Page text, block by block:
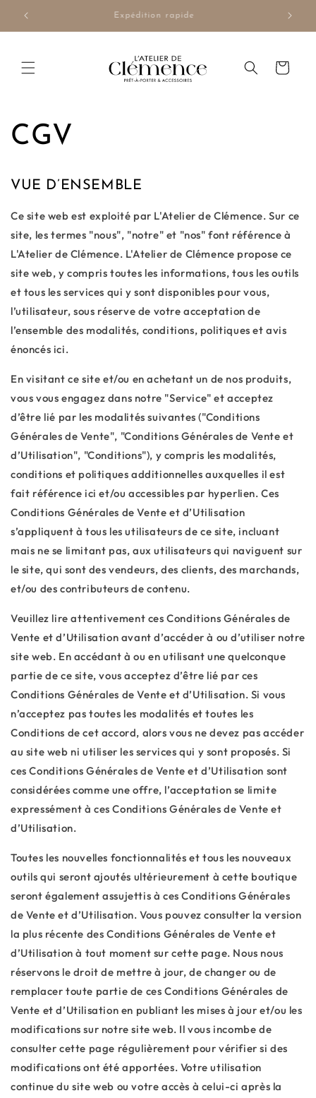
passer
Expédition rapide
Panier
CGV
VUE D’ENSEMBLE
Ce site web est exploité par L'Atelier de Clémence. Sur ce
site, les termes "nous", "notre" et "nos" font référence à
L'Atelier de Clémence. L'Atelier de Clémence propose ce
site web, y compris toutes les informations, tous les outils
et tous les services qui y sont disponibles pour vous,
l’utilisateur, sous réserve de votre acceptation de
l’ensemble des modalités, conditions, politiques et avis
énoncés ici.
En visitant ce site et/ou en achetant un de nos produits,
vous vous engagez dans notre "Service" et acceptez
d’être lié par les modalités suivantes ("Conditions
Générales de Vente", "Conditions Générales de Vente et
d’Utilisation", "Conditions"), y compris les modalités,
conditions et politiques additionnelles auxquelles il est
fait référence ici et/ou accessibles par hyperlien. Ces
Conditions Générales de Vente et d’Utilisation
s’appliquent à tous les utilisateurs de ce site, incluant
mais ne se limitant pas, aux utilisateurs qui naviguent sur
le site, qui sont des vendeurs, des clients, des marchands,
et/ou des contributeurs de contenu.
Veuillez lire attentivement ces Conditions Générales de
Vente et d’Utilisation avant d’accéder à ou d’utiliser notre
site web. En accédant à ou en utilisant une quelconque
partie de ce site, vous acceptez d’être lié par ces
Conditions Générales de Vente et d’Utilisation. Si vous
n’acceptez pas toutes les modalités et toutes les
Conditions de cet accord, alors vous ne devez pas accéder
au site web ni utiliser les services qui y sont proposés. Si
ces Conditions Générales de Vente et d’Utilisation sont
considérées comme une offre, l’acceptation se limite
expressément à ces Conditions Générales de Vente et
d’Utilisation.
Toutes les nouvelles fonctionnalités et tous les nouveaux
outils qui seront ajoutés ultérieurement à cette boutique
seront également assujettis à ces Conditions Générales
de Vente et d’Utilisation. Vous pouvez consulter la version
la plus récente des Conditions Générales de Vente et
d’Utilisation à tout moment sur cette page. Nous nous
réservons le droit de mettre à jour, de changer ou de
remplacer toute partie de ces Conditions Générales de
Vente et d’Utilisation en publiant les mises à jour et/ou les
modifications sur notre site web. Il vous incombe de
consulter cette page régulièrement pour vérifier si des
modifications ont été apportées. Votre utilisation
continue du site web ou votre accès à celui-ci après la